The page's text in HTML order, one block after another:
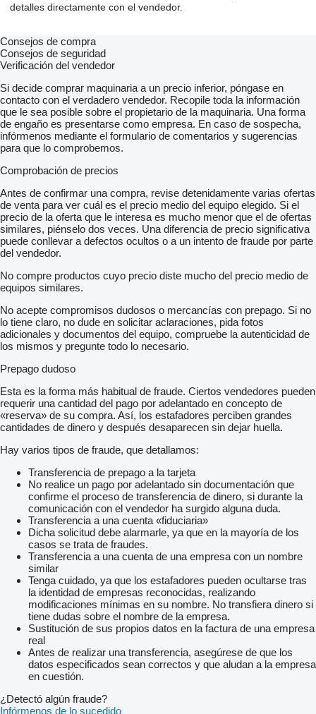
detalles directamente con el vendedor.
Consejos de compra
Consejos de seguridad
Verificación del vendedor
Si decide comprar maquinaria a un precio inferior, póngase en
contacto con el verdadero vendedor. Recopile toda la información
que le sea posible sobre el propietario de la maquinaria. Una forma
de engaño es presentarse como empresa. En caso de sospecha,
infórmenos mediante el formulario de comentarios y sugerencias
para que lo comprobemos.
Comprobación de precios
Antes de confirmar una compra, revise detenidamente varias ofertas
de venta para ver cuál es el precio medio del equipo elegido. Si el
precio de la oferta que le interesa es mucho menor que el de ofertas
similares, piénselo dos veces. Una diferencia de precio significativa
puede conllevar a defectos ocultos o a un intento de fraude por parte
del vendedor.
No compre productos cuyo precio diste mucho del precio medio de
equipos similares.
No acepte compromisos dudosos o mercancías con prepago. Si no
lo tiene claro, no dude en solicitar aclaraciones, pida fotos
adicionales y documentos del equipo, compruebe la autenticidad de
los mismos y pregunte todo lo necesario.
Prepago dudoso
Esta es la forma más habitual de fraude. Ciertos vendedores pueden
requerir una cantidad del pago por adelantado en concepto de
«reserva» de su compra. Así, los estafadores perciben grandes
cantidades de dinero y después desaparecen sin dejar huella.
Hay varios tipos de fraude, que detallamos:
Transferencia de prepago a la tarjeta
No realice un pago por adelantado sin documentación que
confirme el proceso de transferencia de dinero, si durante la
comunicación con el vendedor ha surgido alguna duda.
Transferencia a una cuenta «fiduciaria»
Dicha solicitud debe alarmarle, ya que en la mayoría de los
casos se trata de fraudes.
Transferencia a una cuenta de una empresa con un nombre
similar
Tenga cuidado, ya que los estafadores pueden ocultarse tras
la identidad de empresas reconocidas, realizando
modificaciones mínimas en su nombre. No transfiera dinero si
tiene dudas sobre el nombre de la empresa.
Sustitución de sus propios datos en la factura de una empresa
real
Antes de realizar una transferencia, asegúrese de que los
datos especificados sean correctos y que aludan a la empresa
en cuestión.
¿Detectó algún fraude?
Infórmenos de lo sucedido